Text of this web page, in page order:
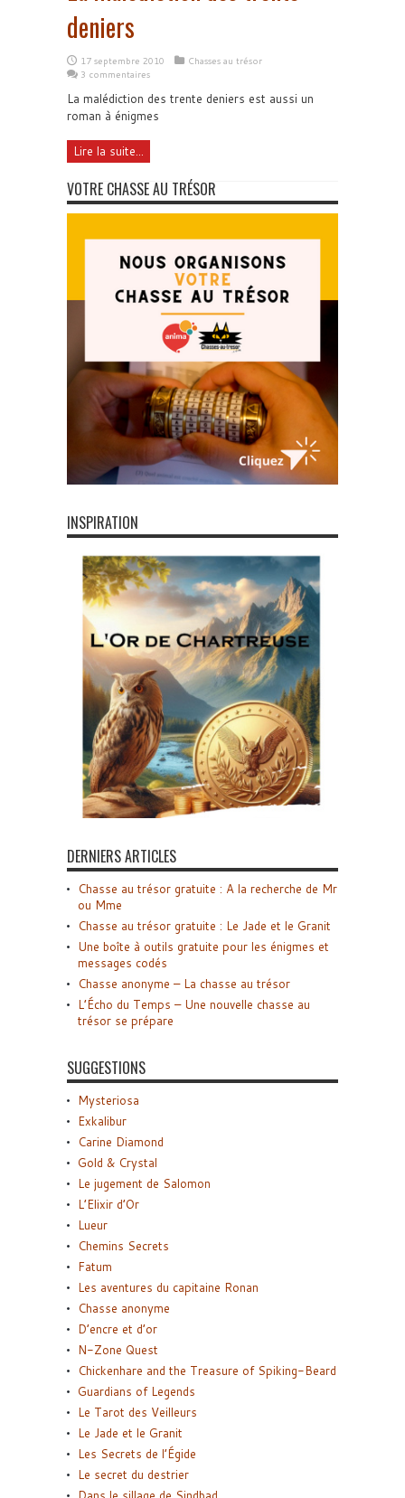
deniers
17 septembre 2010
Chasses au trésor
3 commentaires
La malédiction des trente deniers est aussi un
roman à énigmes
Lire la suite...
VOTRE CHASSE AU TRÉSOR
INSPIRATION
DERNIERS ARTICLES
Chasse au trésor gratuite : A la recherche de Mr
ou Mme
Chasse au trésor gratuite : Le Jade et le Granit
Une boîte à outils gratuite pour les énigmes et
messages codés
Chasse anonyme – La chasse au trésor
L’Écho du Temps – Une nouvelle chasse au
trésor se prépare
SUGGESTIONS
Mysteriosa
Exkalibur
Carine Diamond
Gold & Crystal
Le jugement de Salomon
L’Elixir d’Or
Lueur
Chemins Secrets
Fatum
Les aventures du capitaine Ronan
Chasse anonyme
D’encre et d’or
N-Zone Quest
Chickenhare and the Treasure of Spiking-Beard
Guardians of Legends
Le Tarot des Veilleurs
Le Jade et le Granit
Les Secrets de l’Égide
Le secret du destrier